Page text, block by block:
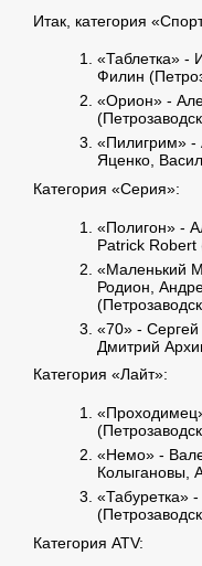
Итак, категория
«Таблетка» -
Филин
«Орион» -
«Пилигрим» -
Яценко,
Категория «Серия»:
«Полигон» -
Patrick Robert
«Маленький
Родион,
«70» -
Дмитрий
Категория «Лайт»:
«Немо» -
Колыгановы,
«Табуретка»
Категория ATV: